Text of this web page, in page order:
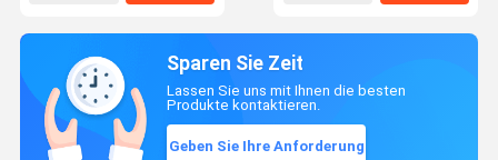
Sparen Sie Zeit
Lassen Sie uns mit Ihnen die besten
Produkte kontaktieren.
Geben Sie Ihre Anforderung